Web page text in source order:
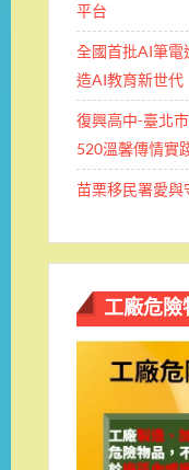
平台
全國首批AI筆電
造AI教育新世代
復興高中-臺北
520溫馨傳情實
苗栗移民署愛與
工廠危